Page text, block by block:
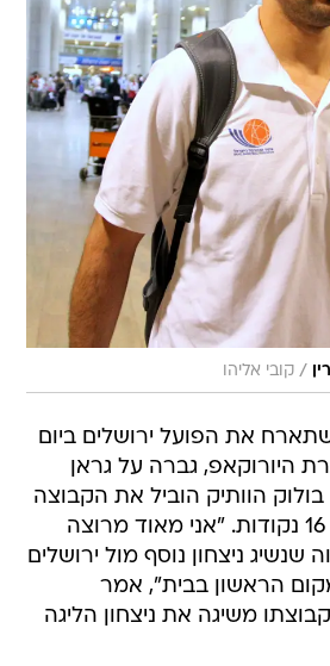
/ קובי אליהו
את הפועל ירושלים ביום
היורוקאפ, גברה על גראן
לואיס בולוק הוותיק הוביל את הקבוצה
של חואן פלאזה עם 16 נקודות. "אני מאוד מרוצה
שנשיג ניצחון נוסף מול ירושלים
הראשון בבית", אמר
משיגה את ניצחון הליגה